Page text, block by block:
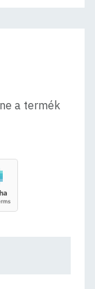
a termék